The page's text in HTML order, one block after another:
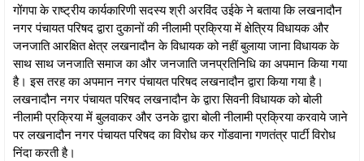
गोंगपा के राष्ट्रीय कार्यकारिणी सदस्य श्री अरविंद उईके ने बताया कि लखनादौन
नगर पंचायत परिषद द्वारा दुकानों की नीलामी प्रक्रिया में क्षेत्रिय विधायक और
जनजाति आरक्षित क्षेत्र लखनादौन के विधायक को नहीं बुलाया जाना विधायक के
साथ साथ जनजाति समाज का और जनजाति जनप्रतिनिधि का अपमान किया गया
है। इस तरह का अपमान नगर पंचायत परिषद लखनादौन द्वारा किया गया है।
लखनादौन नगर पंचायत परिषद लखनादौन के द्वारा सिवनी विधायक को बोली
नीलामी प्रक्रिया में बुलवाकर और उनके द्वारा बोली नीलामी प्रक्रिया करवाये जाने
पर लखनादौन नगर पंचायत परिषद का विरोध कर गोंडवाना गणतंत्र पार्टी विरोध
निंदा करती है।